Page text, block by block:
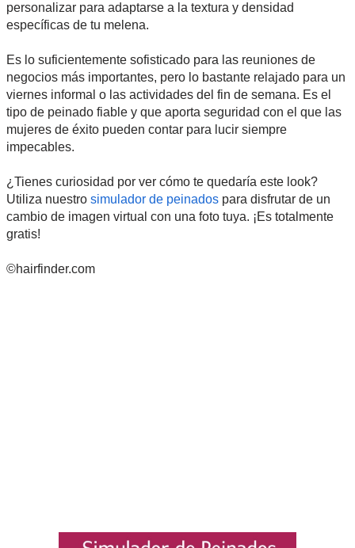
personalizar para adaptarse a la textura y densidad
específicas de tu melena.
Es lo suficientemente sofisticado para las reuniones de
negocios más importantes, pero lo bastante relajado para un
viernes informal o las actividades del fin de semana. Es el
tipo de peinado fiable y que aporta seguridad con el que las
mujeres de éxito pueden contar para lucir siempre
impecables.
¿Tienes curiosidad por ver cómo te quedaría este look?
Utiliza nuestro simulador de peinados para disfrutar de un
cambio de imagen virtual con una foto tuya. ¡Es totalmente
gratis!
©hairfinder.com